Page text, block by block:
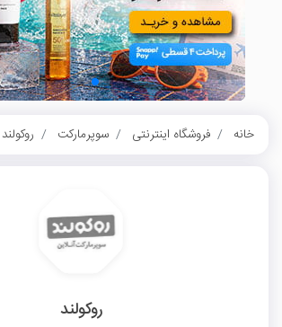
خانه فروشگاه اینترنتی سوپرمارکت روکولند
روکولند